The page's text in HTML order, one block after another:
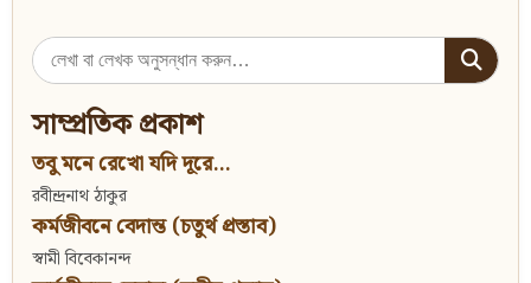
Search
for:
সাম্প্রতিক প্রকাশ
তবু মনে রেখো যদি দূরে...
রবীন্দ্রনাথ ঠাকুর
কর্মজীবনে বেদান্ত (চতুর্থ প্রস্তাব)
স্বামী বিবেকানন্দ